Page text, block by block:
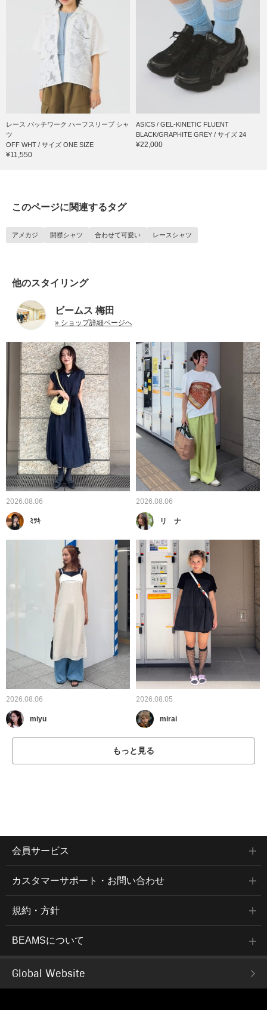
レース パッチワーク ハーフスリーブ シャ
ツ
OFF WHT / サイズ ONE SIZE
¥11,550
ASICS / GEL-KINETIC FLUENT
BLACK/GRAPHITE GREY / サイズ 24
¥22,000
このページに関連するタグ
アメカジ 開襟シャツ 合わせて可愛い レースシャツ
他のスタイリング
ビームス 梅田
» ショップ詳細ページへ
2026.08.06
ﾐﾂｷ
2026.08.06
リ ナ
2026.08.06
miyu
2026.08.05
mirai
もっと見る
会員サービス
カスタマーサポート・お問い合わせ
規約・方針
BEAMSについて
Global Website